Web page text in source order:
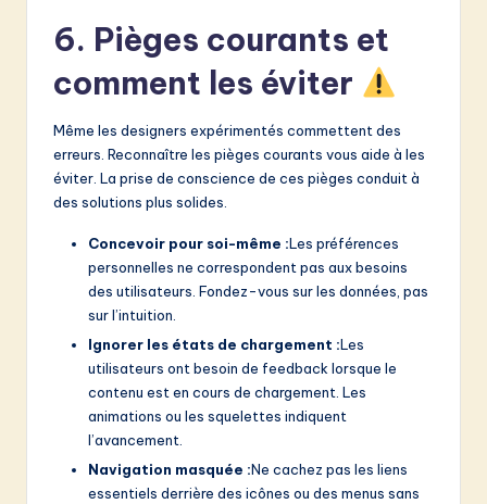
6. Pièges courants et
comment les éviter
Même les designers expérimentés commettent des
erreurs. Reconnaître les pièges courants vous aide à les
éviter. La prise de conscience de ces pièges conduit à
des solutions plus solides.
Concevoir pour soi-même :Les préférences
personnelles ne correspondent pas aux besoins
des utilisateurs. Fondez-vous sur les données, pas
sur l’intuition.
Ignorer les états de chargement :Les
utilisateurs ont besoin de feedback lorsque le
contenu est en cours de chargement. Les
animations ou les squelettes indiquent
l’avancement.
Navigation masquée :Ne cachez pas les liens
essentiels derrière des icônes ou des menus sans